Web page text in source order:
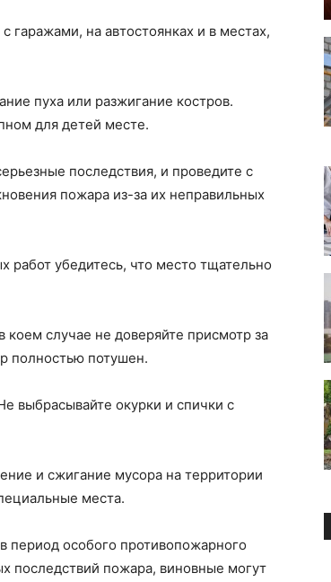
гаражами, на автостоянках и в местах,
пуха или разжигание костров.
для детей месте.
последствия, и проведите с
пожара из-за их неправильных
работ убедитесь, что место тщательно
коем случае не доверяйте присмотр за
полностью потушен.
выбрасывайте окурки и спички с
и сжигание мусора на территории
места.
период особого противопожарного
последствий пожара, виновные могут